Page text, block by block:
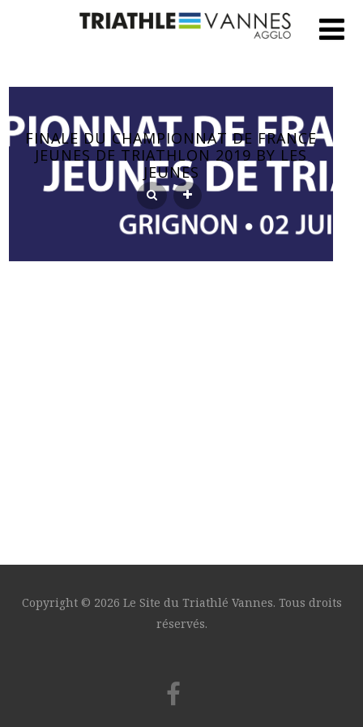
FINALE DU CHAMPIONNAT DE FRANCE
JEUNES DE TRIATHLON 2019 BY LES
JEUNES
Copyright © 2026 Le Site du Triathlé Vannes. Tous droits
réservés.